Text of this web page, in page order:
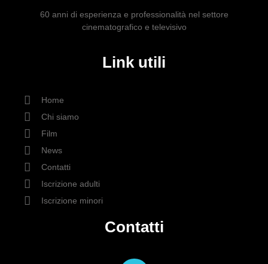
60 anni di esperienza e professionalità nel settore
cinematografico e televisivo
Link utili
Home
Chi siamo
Film
News
Contatti
Iscrizione adulti
Iscrizione minori
Contatti